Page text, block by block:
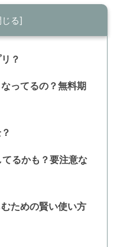
？
ってるの？無料期
るかも？要注意な
ための賢い使い方